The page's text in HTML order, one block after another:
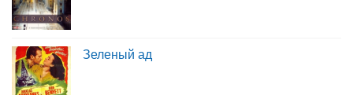
Зеленый ад